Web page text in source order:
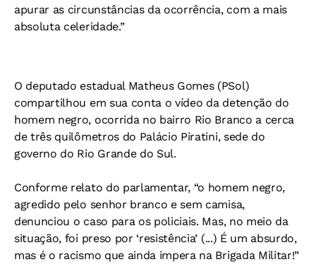
apurar as circunstâncias da ocorrência, com a mais
absoluta celeridade.”
O deputado estadual Matheus Gomes (PSol)
compartilhou em sua conta o vídeo da detenção do
homem negro, ocorrida no bairro Rio Branco a cerca
de três quilômetros do Palácio Piratini, sede do
governo do Rio Grande do Sul.
Conforme relato do parlamentar, “o homem negro,
agredido pelo senhor branco e sem camisa,
denunciou o caso para os policiais. Mas, no meio da
situação, foi preso por ‘resistência’ (...) É um absurdo,
mas é o racismo que ainda impera na Brigada Militar!”